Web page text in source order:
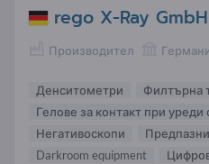
rego X-Ray GmbH
Производител
Денситометри
Филтърна
Гелове за контакт при уреди
Негативоскопи
Darkroom equipment